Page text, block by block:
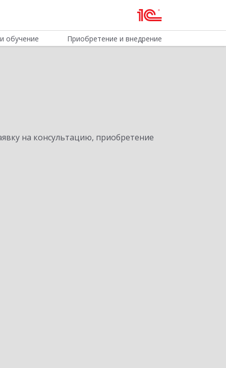
обучение Приобретение и внедрение
на консультацию, приобретение